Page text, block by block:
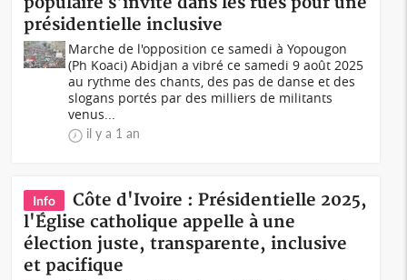
présidentielle inclusive
Marche de l'opposition ce samedi à Yopougon
(Ph Koaci) Abidjan a vibré ce samedi 9 août 2025
au rythme des chants, des pas de danse et des
slogans portés par des milliers de militants
venus...
il y a 1 an
Info
Côte d'Ivoire : Présidentielle 2025,
l'Église catholique appelle à une
élection juste, transparente, inclusive
et pacifique